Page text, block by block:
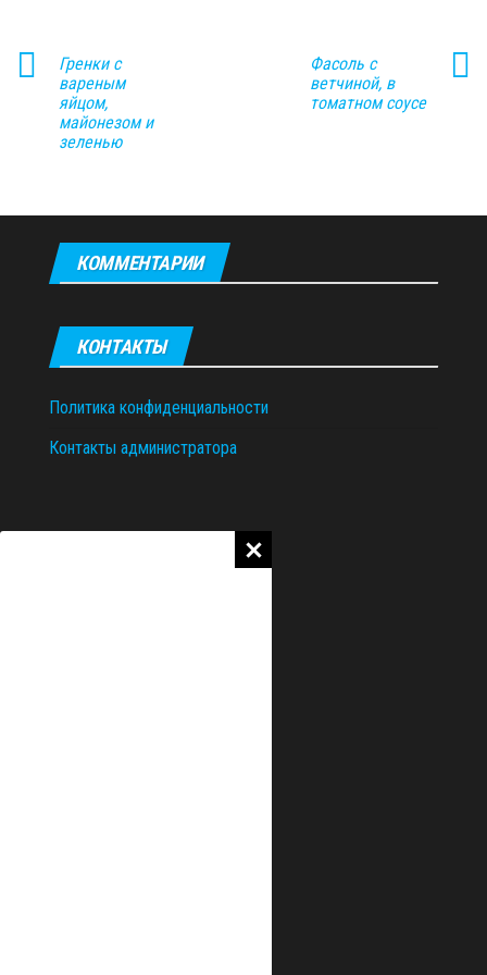
Гренки с
вареным
яйцом,
майонезом и
зеленью
Фасоль с
ветчиной, в
томатном соусе
КОММЕНТАРИИ
КОНТАКТЫ
Политика конфиденциальности
Контакты администратора